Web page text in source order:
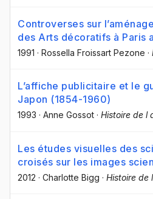
Controverses sur
des Arts décoratifs à Paris
1991 · Rossella Froissart Pezone ·
L’affiche publicitaire et le
Japon (1854-1960)
1993 · Anne Gossot · Histoire de l
Les études visuelles des
croisés sur les images
2012 · Charlotte Bigg · Histoire de